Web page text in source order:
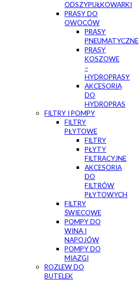
ODSZYPUŁKOWARKI
PRASY DO
OWOCÓW
PRASY
PNEUMATYCZNE
PRASY
KOSZOWE
–
HYDROPRASY
AKCESORIA
DO
HYDROPRAS
FILTRY I POMPY
FILTRY
PŁYTOWE
FILTRY
PŁYTY
FILTRACYJNE
AKCESORIA
DO
FILTRÓW
PŁYTOWYCH
FILTRY
ŚWIECOWE
POMPY DO
WINA I
NAPOJÓW
POMPY DO
MIAZGI
ROZLEW DO
BUTELEK